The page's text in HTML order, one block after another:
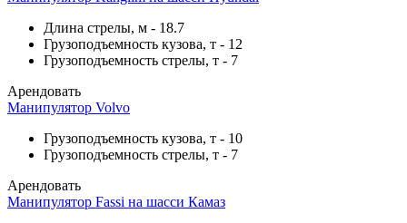
Длина стрелы, м - 18.7
Грузоподъемность кузова, т - 12
Грузоподъемность стрелы, т - 7
Арендовать
Манипулятор Volvo
Грузоподъемность кузова, т - 10
Грузоподъемность стрелы, т - 7
Арендовать
Манипулятор Fassi на шасси Камаз